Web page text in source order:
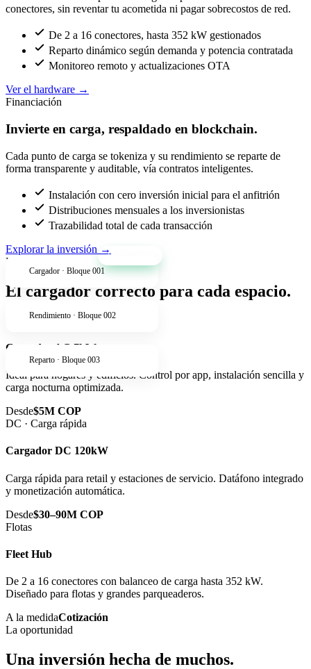
conectores, sin reventar tu acometida ni pagar sobrecostos de red.
De 2 a 16 conectores, hasta 352 kW gestionados
Reparto dinámico según demanda y potencia contratada
Monitoreo remoto y actualizaciones OTA
Ver el hardware →
Financiación
Invierte en carga, respaldado en blockchain.
Cada punto de carga se tokeniza y su rendimiento se reparte de
forma transparente y auditable, vía contratos inteligentes.
Instalación con cero inversión inicial para el anfitrión
Distribuciones mensuales a los inversionistas
Trazabilidad total de cada transacción
Explorar la inversión →
+34% anual
Cargador · Bloque 001
Rendimiento · Bloque 002
Reparto · Bloque 003
Productos
El cargador correcto para cada espacio.
AC · Residencial
Cargador AC 7kW
Ideal para hogares y edificios. Control por app, instalación sencilla y
carga nocturna optimizada.
Desde$5M COP
DC · Carga rápida
Cargador DC 120kW
Carga rápida para retail y estaciones de servicio. Datáfono integrado
y monetización automática.
Desde$30–90M COP
Flotas
Fleet Hub
De 2 a 16 conectores con balanceo de carga hasta 352 kW.
Diseñado para flotas y grandes parqueaderos.
A la medidaCotización
La oportunidad
Una inversión hecha de muchos.